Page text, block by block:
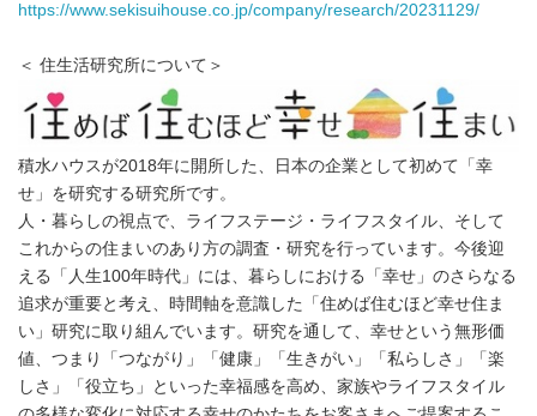
https://www.sekisuihouse.co.jp/company/research/20231129/
＜ 住生活研究所について＞
積水ハウスが2018年に開所した、日本の企業として初めて「幸
せ」を研究する研究所です。
人・暮らしの視点で、ライフステージ・ライフスタイル、そして
これからの住まいのあり方の調査・研究を行っています。今後迎
える「人生100年時代」には、暮らしにおける「幸せ」のさらなる
追求が重要と考え、時間軸を意識した「住めば住むほど幸せ住ま
い」研究に取り組んでいます。研究を通して、幸せという無形価
値、つまり「つながり」「健康」「生きがい」「私らしさ」「楽
しさ」「役立ち」といった幸福感を高め、家族やライフスタイル